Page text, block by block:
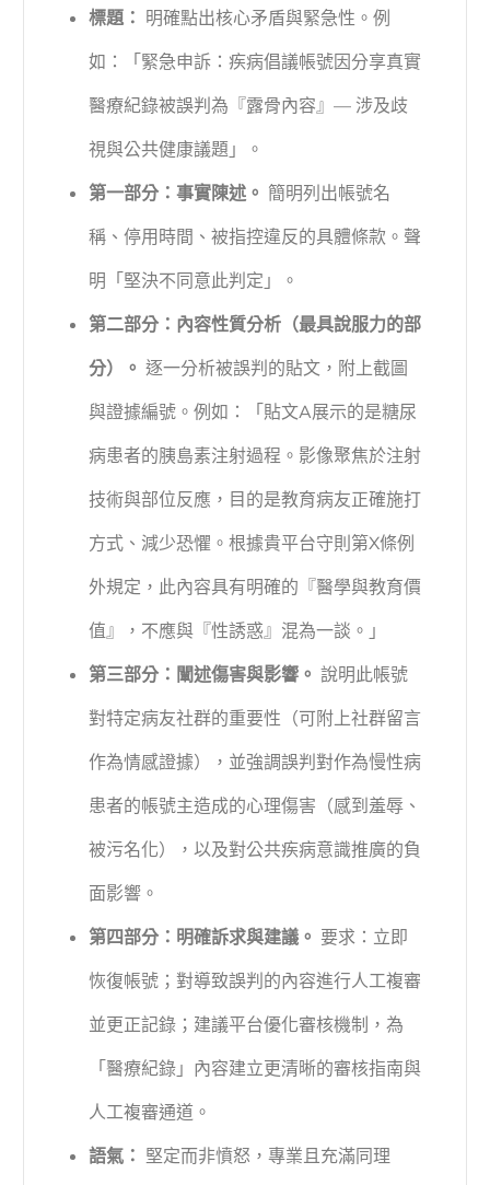
標題： 明確點出核心矛盾與緊急性。例
如：「緊急申訴：疾病倡議帳號因分享真實
醫療紀錄被誤判為『露骨內容』— 涉及歧
視與公共健康議題」。
第一部分：事實陳述。 簡明列出帳號名
稱、停用時間、被指控違反的具體條款。聲
明「堅決不同意此判定」。
第二部分：內容性質分析（最具說服力的部
分）。 逐一分析被誤判的貼文，附上截圖
與證據編號。例如：「貼文A展示的是糖尿
病患者的胰島素注射過程。影像聚焦於注射
技術與部位反應，目的是教育病友正確施打
方式、減少恐懼。根據貴平台守則第X條例
外規定，此內容具有明確的『醫學與教育價
值』，不應與『性誘惑』混為一談。」
第三部分：闡述傷害與影響。 說明此帳號
對特定病友社群的重要性（可附上社群留言
作為情感證據），並強調誤判對作為慢性病
患者的帳號主造成的心理傷害（感到羞辱、
被污名化），以及對公共疾病意識推廣的負
面影響。
第四部分：明確訴求與建議。 要求：立即
恢復帳號；對導致誤判的內容進行人工複審
並更正記錄；建議平台優化審核機制，為
「醫療紀錄」內容建立更清晰的審核指南與
人工複審通道。
語氣： 堅定而非憤怒，專業且充滿同理